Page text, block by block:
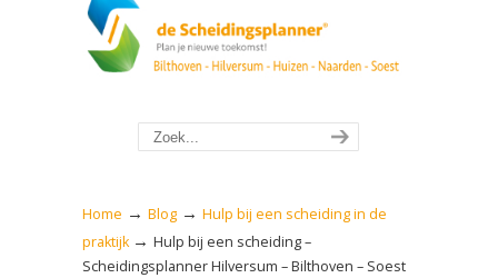
Home → Blog → Hulp bij een scheiding in de
praktijk → Hulp bij een scheiding –
Scheidingsplanner Hilversum – Bilthoven – Soest